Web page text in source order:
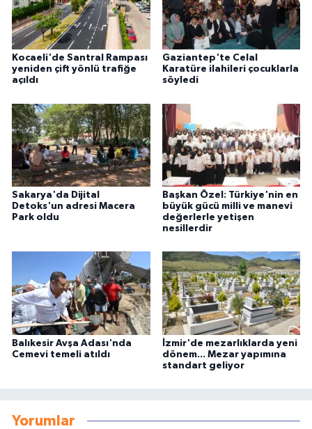
Kocaeli'de Santral Rampası
yeniden çift yönlü trafiğe
açıldı
Gaziantep'te Celal
Karatüre ilahileri çocuklarla
söyledi
Sakarya'da Dijital
Detoks'un adresi Macera
Park oldu
Başkan Özel: Türkiye'nin en
büyük gücü milli ve manevi
değerlerle yetişen
nesillerdir
Balıkesir Avşa Adası'nda
Cemevi temeli atıldı
İzmir'de mezarlıklarda yeni
dönem... Mezar yapımına
standart geliyor
Yorumlar